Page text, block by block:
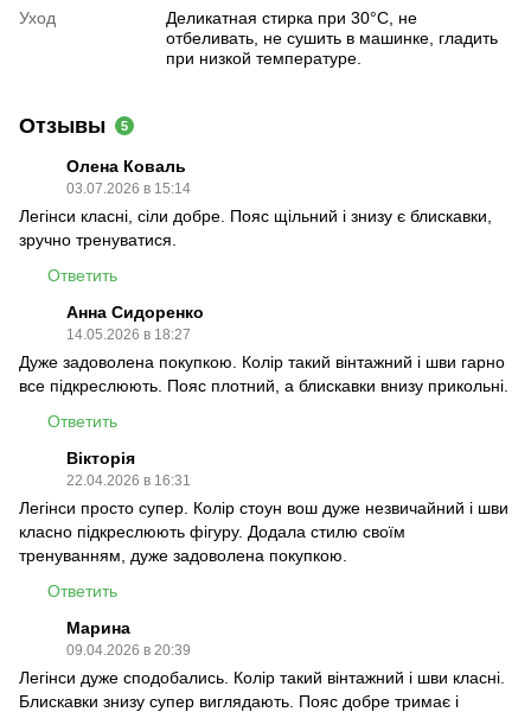
Уход
Деликатная стирка при 30°C, не
отбеливать, не сушить в машинке, гладить
при низкой температуре.
Отзывы 5
Олена Коваль
03.07.2026 в 15:14
Легінси класні, сіли добре. Пояс щільний і знизу є блискавки,
зручно тренуватися.
Ответить
Анна Сидоренко
14.05.2026 в 18:27
Дуже задоволена покупкою. Колір такий вінтажний і шви гарно
все підкреслюють. Пояс плотний, а блискавки внизу прикольні.
Ответить
Вікторія
22.04.2026 в 16:31
Легінси просто супер. Колір стоун вош дуже незвичайний і шви
класно підкреслюють фігуру. Додала стилю своїм
тренуванням, дуже задоволена покупкою.
Ответить
Марина
09.04.2026 в 20:39
Легінси дуже сподобались. Колір такий вінтажний і шви класні.
Блискавки знизу супер виглядають. Пояс добре тримає і